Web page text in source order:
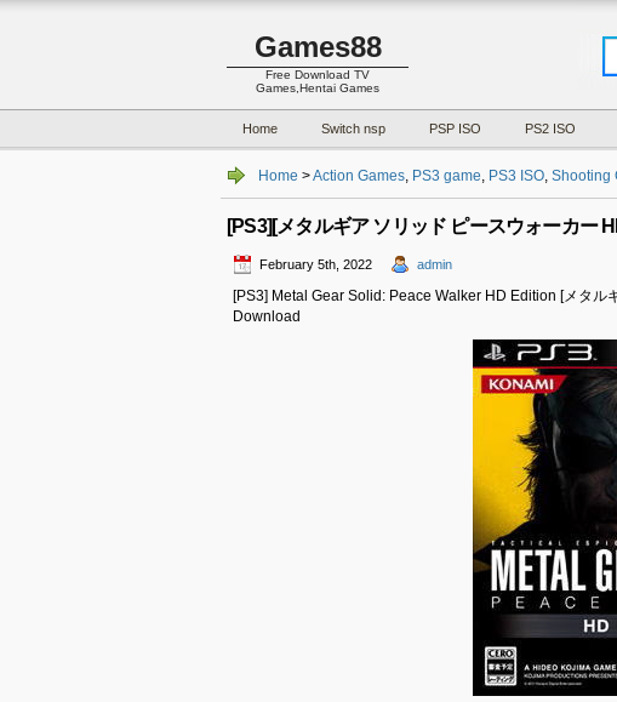
Games88
Free Download TV
Games,Hentai Games
Home Switch nsp PSP ISO PS2 ISO
Home >Action Games, PS3 game, PS3 ISO, Shooting
[PS3][メタルギア ソリッド ピースウォーカー
February 5th, 2022 admin
[PS3] Metal Gear Solid: Peace Walker HD Edition [メタル
Download